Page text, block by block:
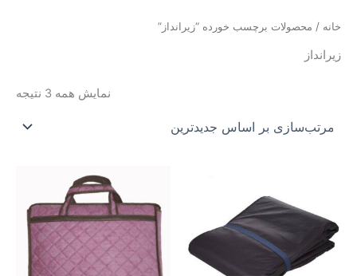
خانه / محصولات برچسب خورده “زیرانداز”
زیرانداز
نمایش همه 3 نتیجه